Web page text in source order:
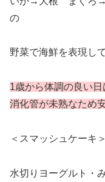
の
野菜で海鮮を表現し
1歳から体調の良い
消化管が未熟なため
＜スマッシュケーキ＞
水切りヨーグルト・